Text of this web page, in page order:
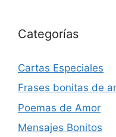
Categorías
Cartas Especiales
Frases bonitas de
Poemas de Amor
Mensajes Bonitos